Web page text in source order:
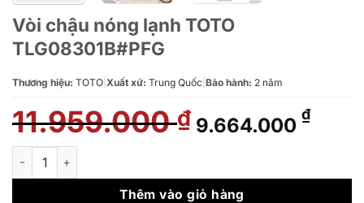
Vòi chậu nóng lạnh TOTO
TLG08301B#PFG
Thương hiệu: TOTO Xuất xứ: Trung Quốc Bảo hành: 2 năm
11.959.000₫ Giá
gốc
11.959.000 ₫.
9.664.000 ₫Giá
là:
Vòi chậu nóng lạnh TOTO TLG08301B#PFG số lượng
Thêm vào giỏ hàng